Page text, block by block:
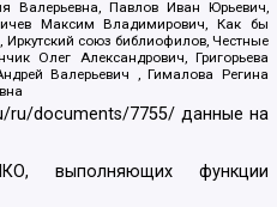
Валерьевна, Павлов Иван Юрьевич,
Максим Владимирович, Как бы
Иркутский союз библиофилов, Честные
Олег Александрович, Григорьева
Валерьевич , Гималова Регина
ru/documents/7755/ данные на
выполняющих функции